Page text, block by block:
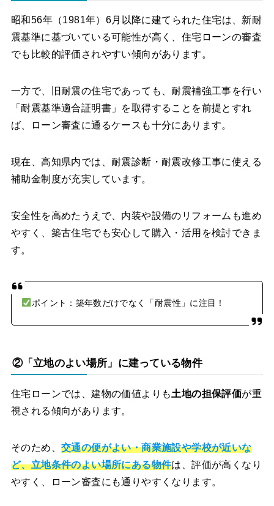
昭和56年（1981年）6月以降に建てられた住宅は、新耐
震基準に基づいている可能性が高く、住宅ローンの審査
でも比較的評価されやすい傾向があります。
一方で、旧耐震の住宅であっても、耐震補強工事を行い
「耐震基準適合証明書」を取得することを前提とすれ
ば、ローン審査に通るケースも十分にあります。
現在、高知県内では、耐震診断・耐震改修工事に使える
補助金制度が充実しています。
安全性を高めたうえで、内装や設備のリフォームも進め
やすく、築古住宅でも安心して購入・活用を検討できま
す。
ポイント：築年数だけでなく「耐震性」に注目！
②「立地のよい場所」に建っている物件
住宅ローンでは、建物の価値よりも土地の担保評価が重
視される傾向があります。
そのため、 交通の便がよい・商業施設や学校が近いな
ど、立地条件のよい場所にある物件は、評価が高くなり
やすく、ローン審査にも通りやすくなります。